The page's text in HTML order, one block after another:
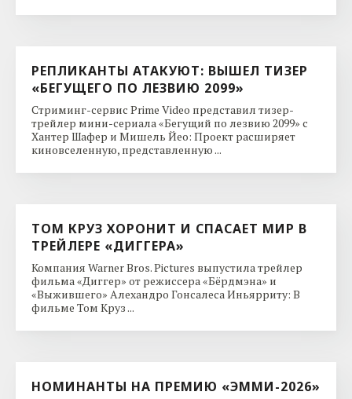
РЕПЛИКАНТЫ АТАКУЮТ: ВЫШЕЛ ТИЗЕР
«БЕГУЩЕГО ПО ЛЕЗВИЮ 2099»
Стриминг-сервис Prime Video представил тизер-
трейлер мини-сериала «Бегущий по лезвию 2099» с
Хантер Шафер и Мишель Йео: Проект расширяет
киновселенную, представленную ...
ТОМ КРУЗ ХОРОНИТ И СПАСАЕТ МИР В
ТРЕЙЛЕРЕ «ДИГГЕРА»
Компания Warner Bros. Pictures выпустила трейлер
фильма «Диггер» от режиссера «Бёрдмэна» и
«Выжившего» Алехандро Гонсалеса Иньярриту: В
фильме Том Круз ...
НОМИНАНТЫ НА ПРЕМИЮ «ЭММИ-2026»